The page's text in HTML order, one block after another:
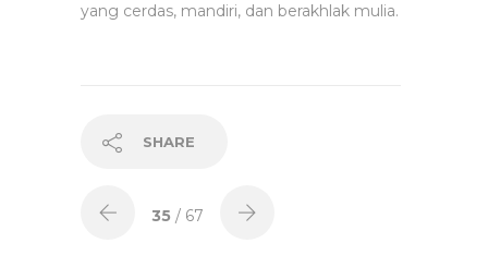
yang cerdas, mandiri, dan berakhlak mulia.
SHARE
35 / 67